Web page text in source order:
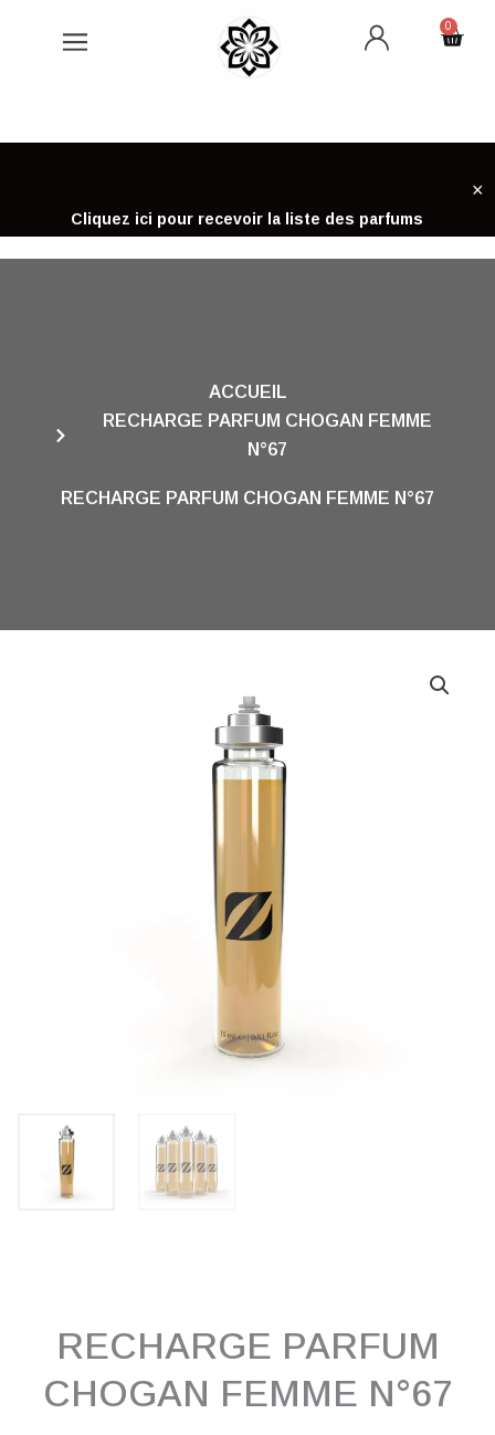
0
Cart
Cliquez ici pour recevoir la liste des parfums
×
ACCUEIL
RECHARGE PARFUM CHOGAN FEMME
N°67
RECHARGE PARFUM CHOGAN FEMME N°67
RECHARGE PARFUM
CHOGAN FEMME N°67